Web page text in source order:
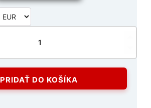
bola:
127.00€.117.00€.
PRIDAŤ DO KOŠÍKA